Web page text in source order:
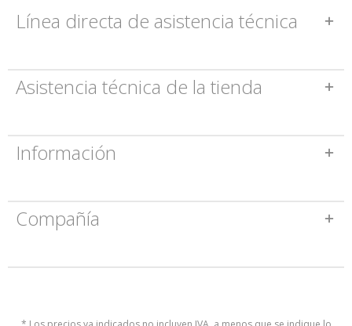
Línea directa de asistencia técnica
Asistencia técnica de la tienda
Información
Compañía